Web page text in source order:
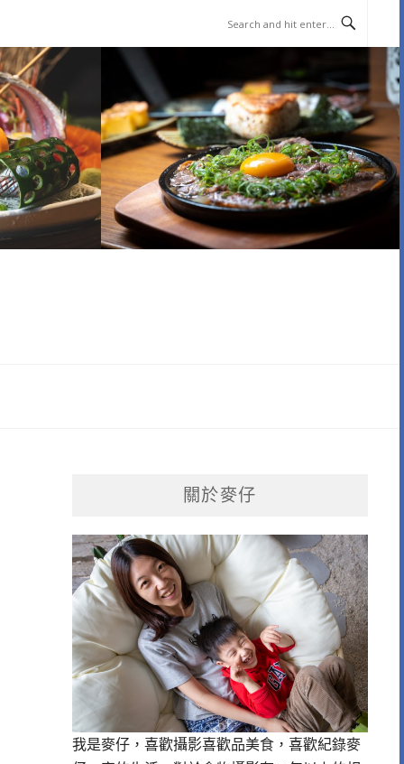
關於麥仔
我是麥仔，喜歡攝影喜歡品美食，喜歡紀錄麥